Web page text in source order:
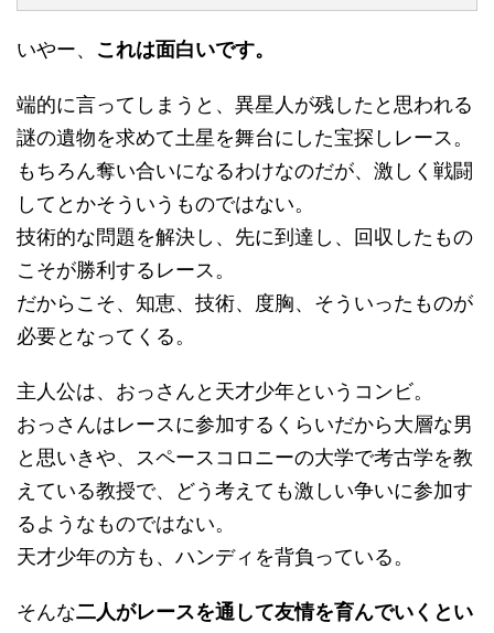
いやー、 これは面白いです。
端的に言ってしまうと、異星人が残したと思われる
謎の遺物を求めて土星を舞台にした宝探しレース。
もちろん奪い合いになるわけなのだが、激しく戦闘
してとかそういうものではない。
技術的な問題を解決し、先に到達し、回収したもの
こそが勝利するレース。
だからこそ、知恵、技術、度胸、そういったものが
必要となってくる。
主人公は、おっさんと天才少年というコンビ。
おっさんはレースに参加するくらいだから大層な男
と思いきや、スペースコロニーの大学で考古学を教
えている教授で、どう考えても激しい争いに参加す
るようなものではない。
天才少年の方も、ハンディを背負っている。
そんな二人がレースを通して友情を育んでいくとい